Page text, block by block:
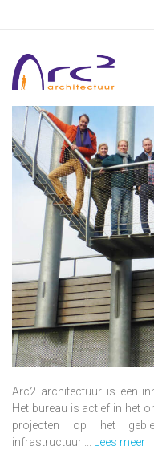
Arc2 architectuur is een
Het bureau is actief in het
projecten op het
infrastructuur ...
Lees meer